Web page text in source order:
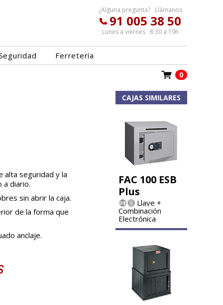
¿Alguna pregunta? Llámanos
91 005 38 50
Lunes a viernes 8:30 a 19h
Ferretería
0
alta seguridad y la
a diario.
sin abrir la caja.
de la forma que
anclaje.
CAJAS SIMILARES
FAC 100 ESB
Plus
Llave +
Combinación
Electrónica